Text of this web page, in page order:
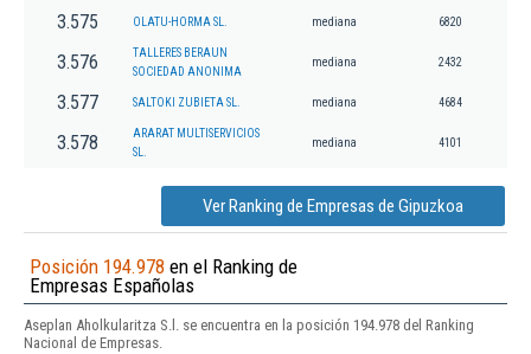
3.575 OLATU-HORMA SL. mediana 6820
3.576
TALLERES BERAUN
SOCIEDAD ANONIMA
mediana 2432
3.577 SALTOKI ZUBIETA SL. mediana 4684
3.578
ARARAT MULTISERVICIOS
SL.
mediana 4101
Ver Ranking de Empresas de Gipuzkoa
Posición 194.978 en el Ranking de
Empresas Españolas
Aseplan Aholkularitza S.l. se encuentra en la posición 194.978 del Ranking
Nacional de Empresas.